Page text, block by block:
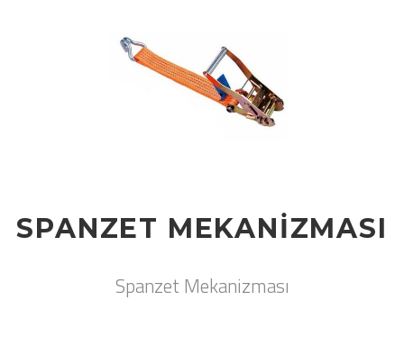
SPANZET MEKANIZMASI
Spanzet Mekanizması